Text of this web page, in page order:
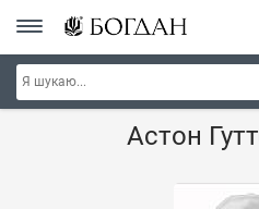
Головна Наші автори -
Астон